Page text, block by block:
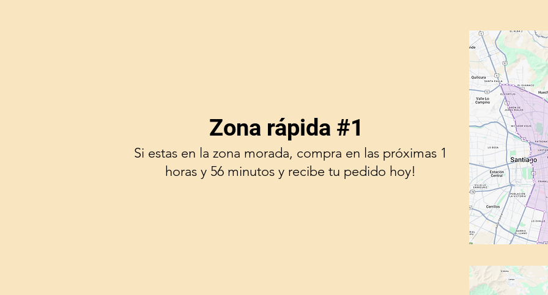
Zona rápida #1
Si estas en la zona morada, compra en las próximas 1
horas y 56 minutos y recibe tu pedido hoy!